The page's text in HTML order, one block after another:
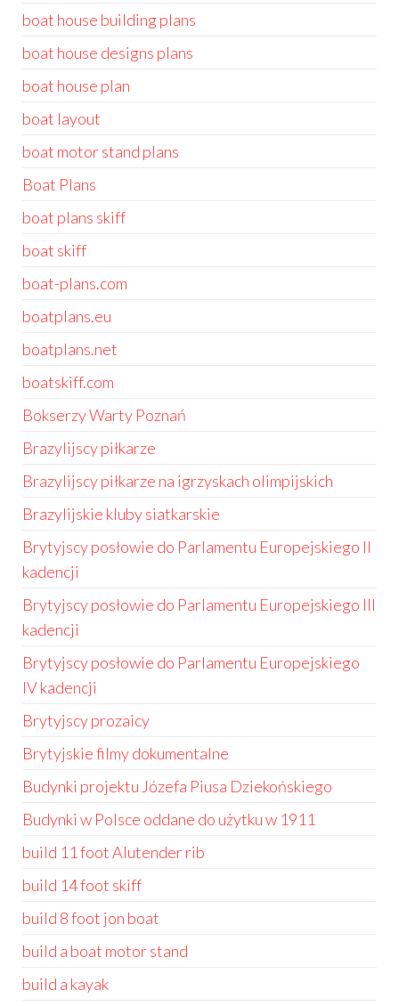
boat house building plans
boat house designs plans
boat house plan
boat layout
boat motor stand plans
Boat Plans
boat plans skiff
boat skiff
boat-plans.com
boatplans.eu
boatplans.net
boatskiff.com
Bokserzy Warty Poznań
Brazylijscy piłkarze
Brazylijscy piłkarze na igrzyskach olimpijskich
Brazylijskie kluby siatkarskie
Brytyjscy posłowie do Parlamentu Europejskiego II
kadencji
Brytyjscy posłowie do Parlamentu Europejskiego III
kadencji
Brytyjscy posłowie do Parlamentu Europejskiego
IV kadencji
Brytyjscy prozaicy
Brytyjskie filmy dokumentalne
Budynki projektu Józefa Piusa Dziekońskiego
Budynki w Polsce oddane do użytku w 1911
build 11 foot Alutender rib
build 14 foot skiff
build 8 foot jon boat
build a boat motor stand
build a kayak